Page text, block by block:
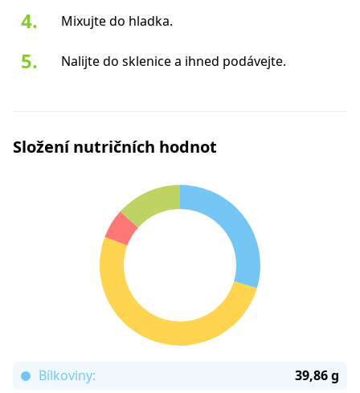
Mixujte do hladka.
Nalijte do sklenice a ihned podávejte.
Složení nutričních hodnot
Bílkoviny:
39,86 g